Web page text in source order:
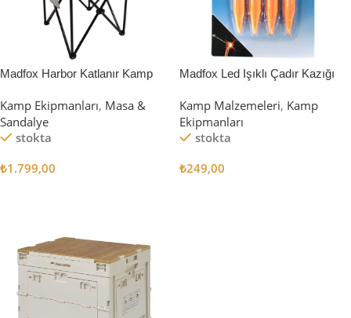
Madfox Harbor Katlanır Kamp
Kamp Ekipmanları, Masa &
Sandalye
stokta
₺1.799,00
Madfox Led Işıklı Çadır Kazığı
Kamp Malzemeleri, Kamp
Ekipmanları
stokta
₺249,00